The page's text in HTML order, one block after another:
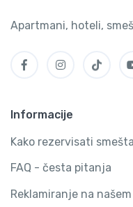
Apartmani, hoteli,
Informacije
Kako rezervisati
FAQ - česta pitanja
Reklamiranje na